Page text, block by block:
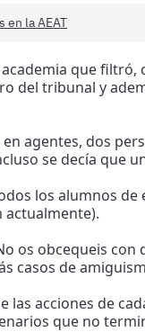
en la AEAT
que
del tribunal y
agentes, dos
se decía que
los alumnos
actualmente).
os obcequeis
casos de
acciones de
que no